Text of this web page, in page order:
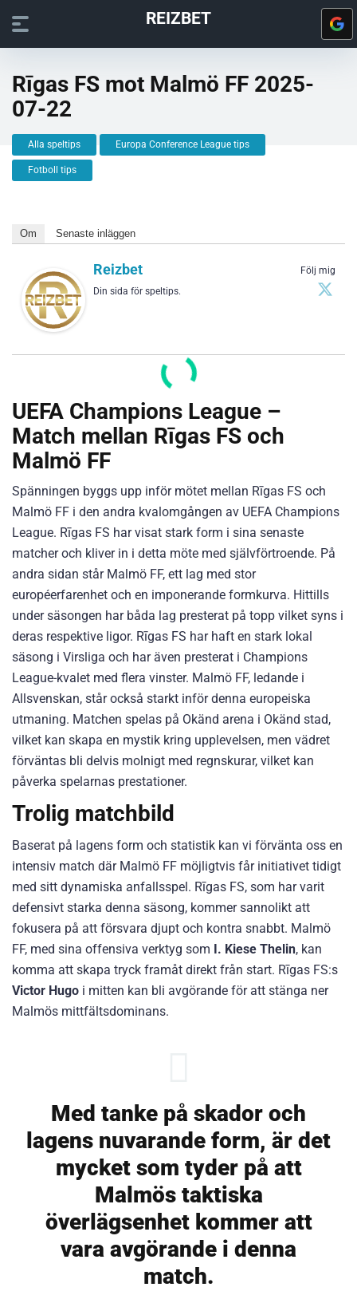
REIZBET
Rīgas FS mot Malmö FF 2025-
07-22
Alla speltips Europa Conference League tips
Fotboll tips
Om Senaste inläggen
Följ mig
Reizbet
Din sida för speltips.
UEFA Champions League –
Match mellan Rīgas FS och
Malmö FF
Spänningen byggs upp inför mötet mellan Rīgas FS och
Malmö FF i den andra kvalomgången av UEFA Champions
League. Rīgas FS har visat stark form i sina senaste
matcher och kliver in i detta möte med självförtroende. På
andra sidan står Malmö FF, ett lag med stor
européerfarenhet och en imponerande formkurva. Hittills
under säsongen har båda lag presterat på topp vilket syns i
deras respektive ligor. Rīgas FS har haft en stark lokal
säsong i Virsliga och har även presterat i Champions
League-kvalet med flera vinster. Malmö FF, ledande i
Allsvenskan, står också starkt inför denna europeiska
utmaning. Matchen spelas på Okänd arena i Okänd stad,
vilket kan skapa en mystik kring upplevelsen, men vädret
förväntas bli delvis molnigt med regnskurar, vilket kan
påverka spelarnas prestationer.
Trolig matchbild
Baserat på lagens form och statistik kan vi förvänta oss en
intensiv match där Malmö FF möjligtvis får initiativet tidigt
med sitt dynamiska anfallsspel. Rīgas FS, som har varit
defensivt starka denna säsong, kommer sannolikt att
fokusera på att försvara djupt och kontra snabbt. Malmö
FF, med sina offensiva verktyg som I. Kiese Thelin, kan
komma att skapa tryck framåt direkt från start. Rīgas FS:s
Victor Hugo i mitten kan bli avgörande för att stänga ner
Malmös mittfältsdominans.
Med tanke på skador och
lagens nuvarande form, är det
mycket som tyder på att
Malmös taktiska
överlägsenhet kommer att
vara avgörande i denna
match.